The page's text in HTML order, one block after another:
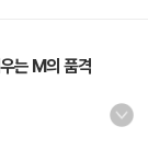
는 M의 품격